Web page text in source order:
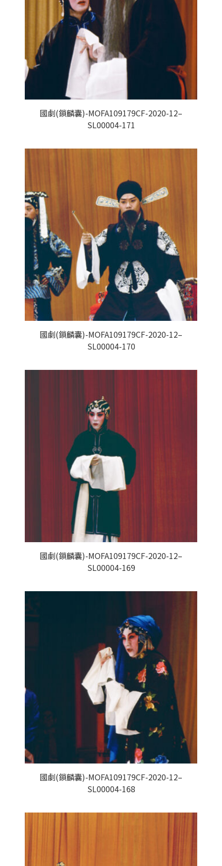
國劇(鎖麟囊)-MOFA109179CF-2020-12–
SL00004-171
國劇(鎖麟囊)-MOFA109179CF-2020-12–
SL00004-170
國劇(鎖麟囊)-MOFA109179CF-2020-12–
SL00004-169
國劇(鎖麟囊)-MOFA109179CF-2020-12–
SL00004-168